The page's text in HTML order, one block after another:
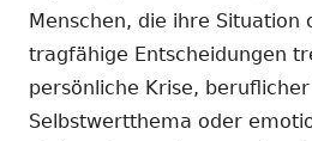
Menschen, die ihre Situation
tragfähige Entscheidungen
persönliche Krise,
Selbstwertthema oder